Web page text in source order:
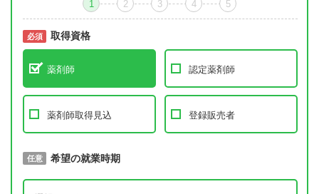
1 2 3 4 5
必須 取得資格
薬剤師 認定薬剤師
薬剤師取得見込 登録販売者
必須 取得予定年
任意 希望の就業時期